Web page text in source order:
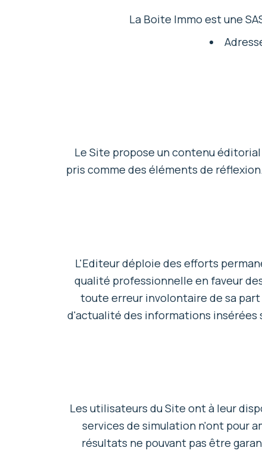
La Boite Immo est une
Le Site propose un contenu
pris comme des éléments de
L'Editeur déploie des efforts
qualité professionnelle en faveur
toute erreur involontaire de sa
d'actualité des informations insérées
Les utilisateurs du Site ont à leur
services de simulation n'ont pour
résultats ne pouvant pas être